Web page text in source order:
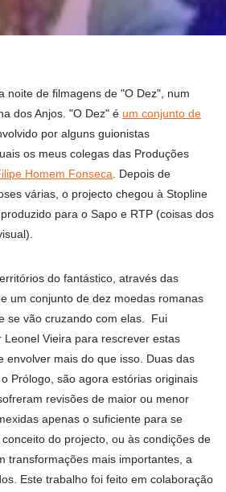
noite de filmagens de "O Dez", num
dos Anjos. "O Dez" é um conjunto de
por alguns guionistas
os meus colegas das Produções
Homem Fonseca . Depois de
várias, o projecto chegou à Stopline
para o Sapo e RTP (coisas dos
do fantástico, através das
um conjunto de dez moedas romanas
se vão cruzando com elas. Fui
Vieira para rescrever estas
envolver mais do que isso. Duas das
Prólogo, são agora estórias originais
revisões de maior ou menor
apenas o suficiente para se
do projecto, ou às condições de
transformações mais importantes, a
Este trabalho foi feito em colaboração